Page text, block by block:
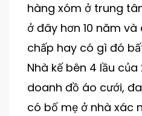
hàng xóm ở trung
ở đây hơn 10 năm
chấp hay có gì đó
Nhà kế bên 4 lầu
doanh đồ áo cưới,
có bố mẹ ở nhà xác